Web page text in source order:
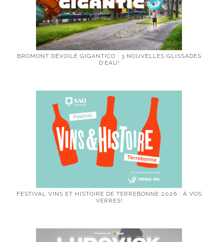
BROMONT DÉVOILE GIGANTICO : 3 NOUVELLES GLISSADES
D’EAU!
FESTIVAL VINS ET HISTOIRE DE TERREBONNE 2026 : À VOS
VERRES!